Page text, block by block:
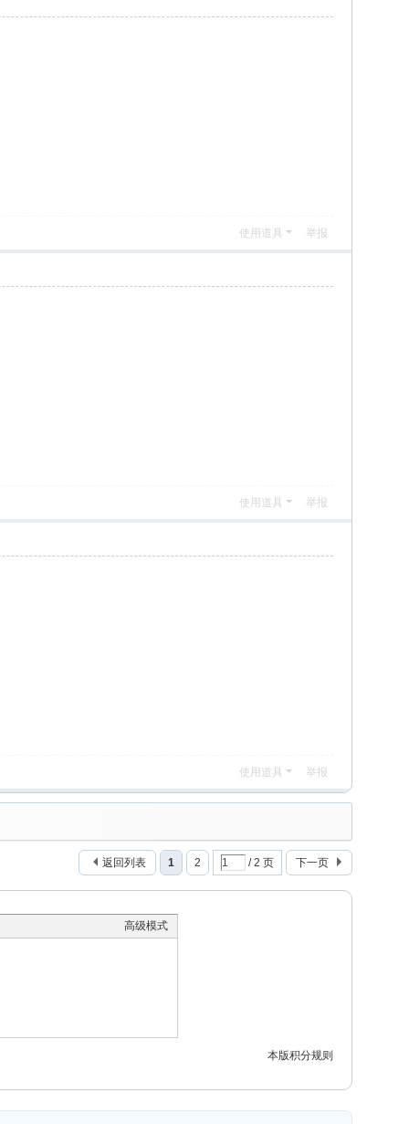
使用道具 举报
使用道具 举报
使用道具 举报
1 2 / 2 页 下一页
返回列表
高级模式
本版积分规则